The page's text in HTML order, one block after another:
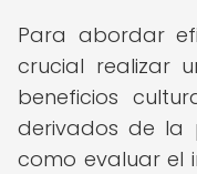
Para abordar
crucial realizar
beneficios
derivados de la
como evaluar el